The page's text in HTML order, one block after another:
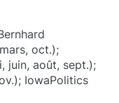
oct.);
juin, août, sept.);
IowaPolitics